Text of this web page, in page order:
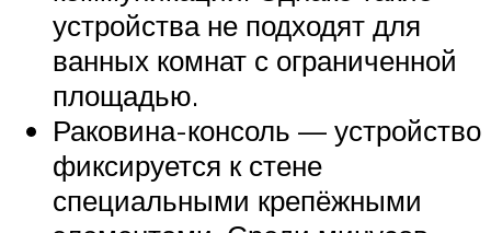
устройства не подходят для
ванных комнат с ограниченной
площадью.
Раковина-консоль — устройство
фиксируется к стене
специальными крепёжными